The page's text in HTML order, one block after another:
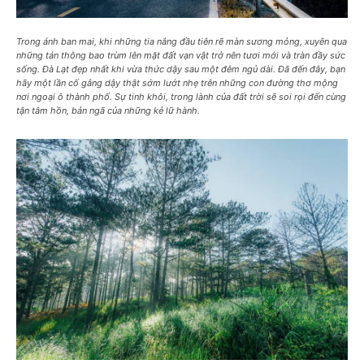
Trong ánh ban mai, khi những tia nắng đầu tiên rẽ màn sương mỏng, xuyên qua
những tán thông bao trùm lên mặt đất vạn vật trở nên tươi mới và tràn đầy sức
sống. Đà Lạt đẹp nhất khi vừa thức dậy sau một đêm ngủ dài. Đã đến đây, bạn
hãy một lần cố gắng dậy thật sớm lướt nhẹ trên những con đường thơ mộng
nơi ngoại ô thành phố. Sự tinh khôi, trong lành của đất trời sẽ soi rọi đến cùng
tận tâm hồn, bản ngã của những kẻ lữ hành.